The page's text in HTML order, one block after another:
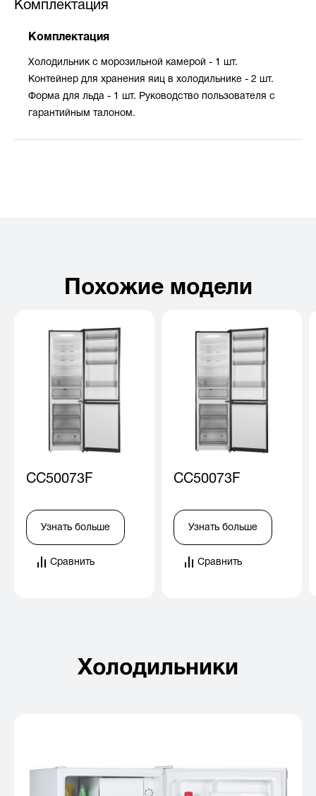
Комплектация
Комплектация
Холодильник с морозильной камерой - 1 шт.
Контейнер для хранения яиц в холодильнике - 2 шт.
Форма для льда - 1 шт. Руководство пользователя с
гарантийным талоном.
Похожие модели
CC50073F
Узнать больше
Сравнить
CC50073F
Узнать больше
Сравнить
Холодильники